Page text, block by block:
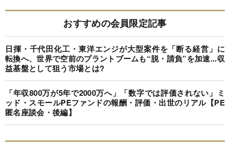
おすすめの会員限定記事
日揮・千代田化工・東洋エンジが大型案件を「断る経営」に
転換へ、世界で空前のプラントブームも“脱・請負”を加速...収
益基盤として狙う市場とは?
「年収800万が5年で2000万へ」「数字では評価されない」ミ
ッド・スモールPEファンドの報酬・評価・出世のリアル【PE
匿名座談会・後編】